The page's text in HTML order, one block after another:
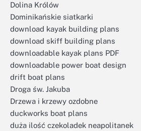
Dolina Królów
Dominikańskie siatkarki
download kayak building plans
download skiff building plans
downloadable kayak plans PDF
downloadable power boat design
drift boat plans
Droga św. Jakuba
Drzewa i krzewy ozdobne
duckworks boat plans
duża ilość czekoladek neapolitanek